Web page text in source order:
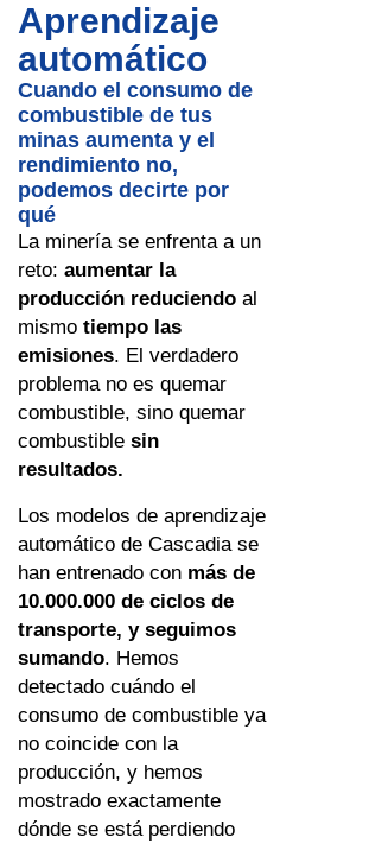
Aprendizaje
automático
Cuando el consumo de
combustible de tus
minas aumenta y el
rendimiento no,
podemos decirte por
qué
La minería se enfrenta a un
reto: aumentar la
producción reduciendo al
mismo tiempo las
emisiones. El verdadero
problema no es quemar
combustible, sino quemar
combustible sin
resultados.
Los modelos de aprendizaje
automático de Cascadia se
han entrenado con más de
10.000.000 de ciclos de
transporte, y seguimos
sumando. Hemos
detectado cuándo el
consumo de combustible ya
no coincide con la
producción, y hemos
mostrado exactamente
dónde se está perdiendo